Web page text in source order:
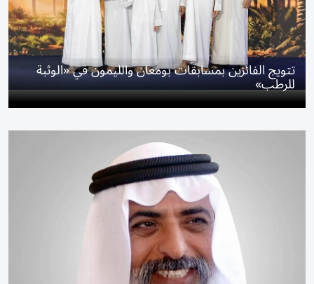
تتويج الفائزين بمسابقات بومعان والليمون في «الوثبة
للرطب»